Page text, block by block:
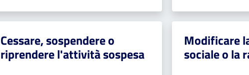
Cessare, sospendere o
riprendere l'attività sospesa
Modificare
sociale o la